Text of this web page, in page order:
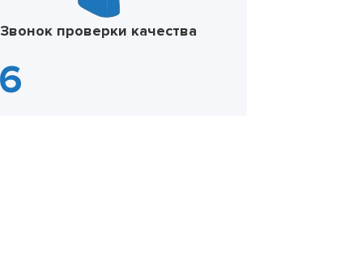
Звонок проверки качества